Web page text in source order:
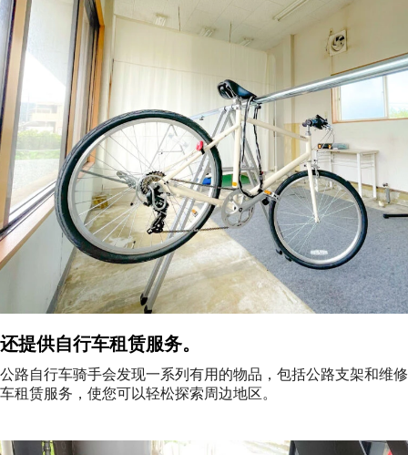
还提供自行车租赁服务。
公路自行车骑手会发现一系列有用的物品，包括公路支架和维
车租赁服务，使您可以轻松探索周边地区。